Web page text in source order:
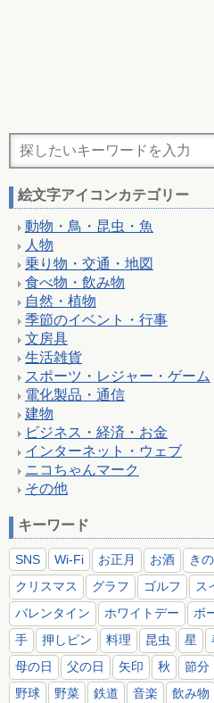
絵文字アイコンカテゴリー
動物・鳥・昆虫・魚
人物
乗り物・交通・地図
食べ物・飲み物
自然・植物
季節のイベント・行事
文房具
生活雑貨
スポーツ・レジャー・ゲーム
電化製品・通信
建物
ビジネス・経済・お金
インターネット・ウェブ
ニコちゃんマーク
その他
キーワード
SNS Wi-Fi お正月 お酒 き
クリスマス
グラフ ゴルフ ス
バレンタイン
ホワイトデー ボ
手
押しピン 料理 昆虫 星
母の日
父の日 矢印 秋 節分
野球
野菜 鉄道 音楽 飲み物